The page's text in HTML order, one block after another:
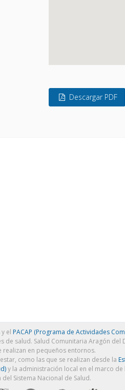
Descargar PDF
y el PACAP (Programa de Actividades
salud. Salud Comunitaria Aragón
realizan en pequeños entornos.
como las que se realizan desde la
y la administración local en el marco de
del Sistema Nacional de Salud.